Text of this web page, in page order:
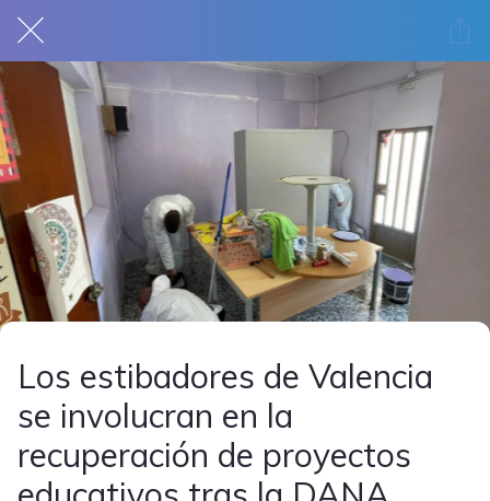
Los estibadores de Valencia
se involucran en la
recuperación de proyectos